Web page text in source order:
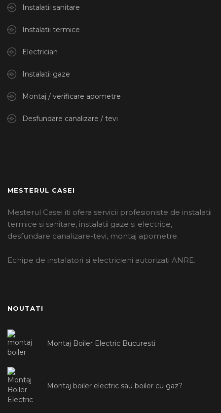
Instalatii sanitare
Instalatii termice
Electrician
Instalatii gaze
Montaj / verificare apometre
Desfundare canalizare / tevi
MESTERUL CASEI
Mesterul Casei iti ofera servicii profesioniste de instalatii
termice si sanitare, instalatii gaze si electrice,
desfundare canalizare-tevi, montaj apometre.
Echipe de instalatori si electricieni autorizati ANRE.
NOUTATI
Montaj Boiler Electric Bucuresti
Montaj boiler electric sau boiler cu gaz?